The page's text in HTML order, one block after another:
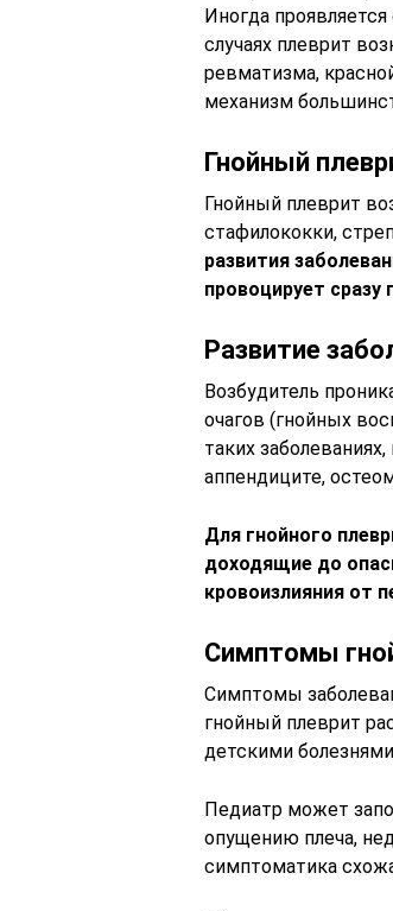
Иногда
случаях плеврит
ревматизма,
механизм
Гнойный
Гнойный плеврит
стафилококки,
развития
провоцирует сразу
Развитие
Возбудитель
очагов (гнойных
таких
аппендиците,
Для гнойного
доходящие до
кровоизлияния от
Симптомы
Симптомы
гнойный плеврит
детскими
Педиатр может
опущению плеча,
симптоматика